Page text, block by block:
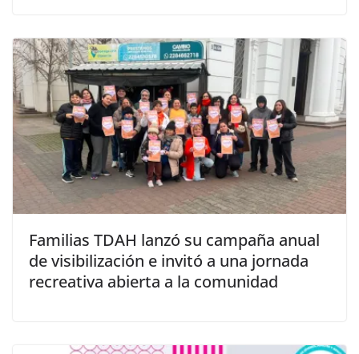
Familias TDAH lanzó su campaña anual
de visibilización e invitó a una jornada
recreativa abierta a la comunidad